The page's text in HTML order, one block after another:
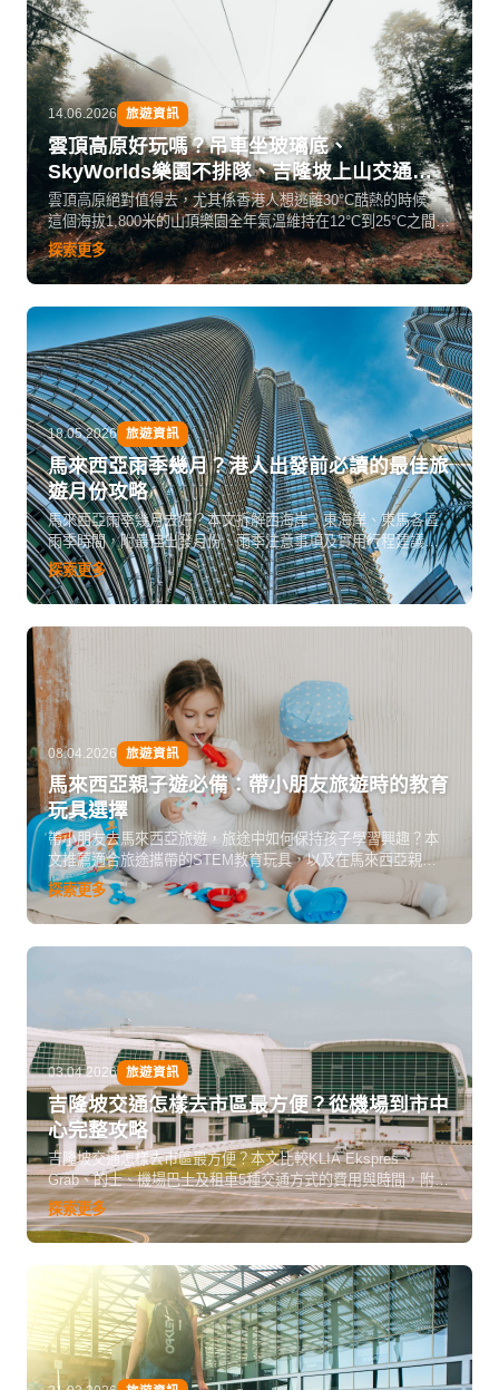
14.06.2026 旅遊資訊
雲頂高原好玩嗎？吊車坐玻璃底、
SkyWorlds樂園不排隊、吉隆坡上山交通超
抵玩攻略
雲頂高原絕對值得去，尤其係香港人想逃離30°C酷熱的時候。
這個海拔1,800米的山頂樂園全年氣溫維持在12°C到25°C之間，
有東南亞最高的纜車系統、全馬最大的戶外主題樂園Genting
SkyWorlds，加埋吉隆坡出發車程只係1.5小時，一日遊完全夠
玩。
探索更多
18.05.2026 旅遊資訊
馬來西亞雨季幾月？港人出發前必讀的最佳旅
遊月份攻略
馬來西亞雨季幾月去好？本文拆解西海岸、東海岸、東馬各區
雨季時間，附最佳出發月份、雨季注意事項及實用行程建議，
幫港人避開惡劣天氣。
探索更多
08.04.2026 旅遊資訊
馬來西亞親子遊必備：帶小朋友旅遊時的教育
玩具選擇
帶小朋友去馬來西亞旅遊，旅途中如何保持孩子學習興趣？本
文推薦適合旅途攜帶的STEM教育玩具，以及在馬來西亞親子
景點的配搭策略，令旅行兼顧玩樂與學習。
探索更多
03.04.2026 旅遊資訊
吉隆坡交通怎樣去市區最方便？從機場到市中
心完整攻略
吉隆坡交通怎樣去市區最方便？本文比較KLIA Ekspres、
Grab、的士、機場巴士及租車5種交通方式的費用與時間，附
KLIA同KLIA2分別、市區LRT/MRT/Monorail及Go KL免費巴士
攻略，幫你規劃最省時省錢的入市路線。
探索更多